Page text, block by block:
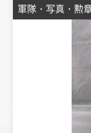
軍隊・写真・勲